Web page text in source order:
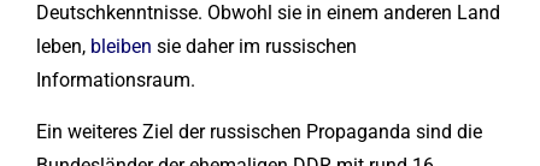
Deutschkenntnisse. Obwohl sie in einem anderen Land
leben, bleiben sie daher im russischen
Informationsraum.
Ein weiteres Ziel der russischen Propaganda sind die